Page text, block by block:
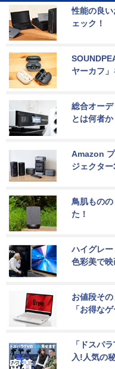
性能の良
ェック！
ヤーカフ
総合オー
とは何者か
Amazon
ジェクタ
鳥肌もの
た！
ハイグレ
色彩美で
お値段そ
「お得な
「ドスパ
入!人気の